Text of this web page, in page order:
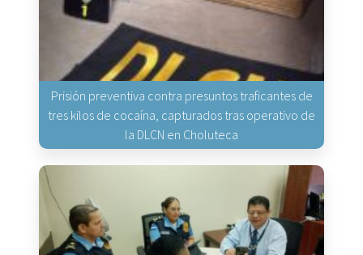
Prisión preventiva contra presuntos traficantes de
tres kilos de cocaína, capturados tras operativo de
la DLCN en Choluteca